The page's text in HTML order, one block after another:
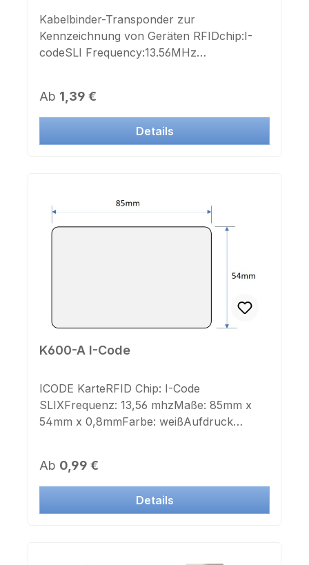
Kabelbinder-Transponder zur
Kennzeichnung von Geräten RFIDchip:I-
codeSLI Frequency:13.56MHz
GrünAufdruck Chipnummer: neinAufkleber
Chipnummer: nein
Regulärer Preis:
Ab 1,39 €
Details
K600-A I-Code
ICODE KarteRFID Chip: I-Code
SLIXFrequenz: 13,56 mhzMaße: 85mm x
54mm x 0,8mmFarbe: weißAufdruck
Transponder Karten mit Ihren Logo Design
und Nummerierung nach Ihren Vorgaben:
Schwarz- und Weißdruck mit
Regulärer Preis:
Ab 0,99 €
Details